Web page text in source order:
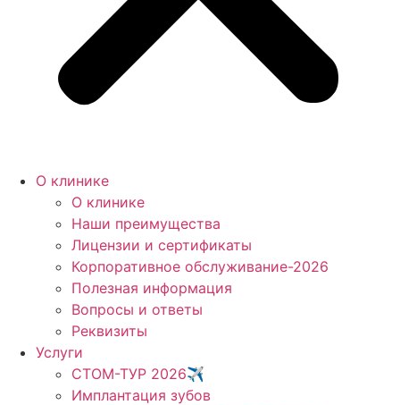
О клинике
О клинике
Наши преимущества
Лицензии и сертификаты
Корпоративное обслуживание-2026
Полезная информация
Вопросы и ответы
Реквизиты
Услуги
СТОМ-ТУР 2026✈️
Имплантация зубов